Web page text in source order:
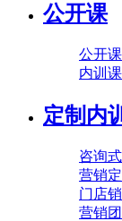
公开课
公开课
内训
定制内
咨询
营销
门店
营销